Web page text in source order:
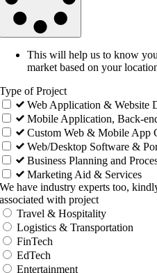
This will help us to know
market based on your
Type of Project
Web Application & Website
Mobile Application, Back-
Custom Web & Mobile App
Web/Desktop Software &
Business Planning and
Marketing Aid & Services
We have industry experts too,
associated with project
Travel & Hospitality
Logistics & Transportation
FinTech
EdTech
Entertainment